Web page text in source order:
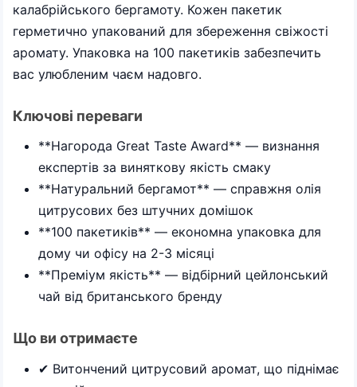
калабрійського бергамоту. Кожен пакетик
герметично упакований для збереження свіжості
аромату. Упаковка на 100 пакетиків забезпечить
вас улюбленим чаєм надовго.
Ключові переваги
**Нагорода Great Taste Award** — визнання
експертів за виняткову якість смаку
**Натуральний бергамот** — справжня олія
цитрусових без штучних домішок
**100 пакетиків** — економна упаковка для
дому чи офісу на 2-3 місяці
**Преміум якість** — відбірний цейлонський
чай від британського бренду
Що ви отримаєте
✔ Витончений цитрусовий аромат, що піднімає